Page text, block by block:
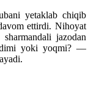
yetaklab chiqib
ettirdi. Nihoyat
jazodan
yoki yoqmi? —